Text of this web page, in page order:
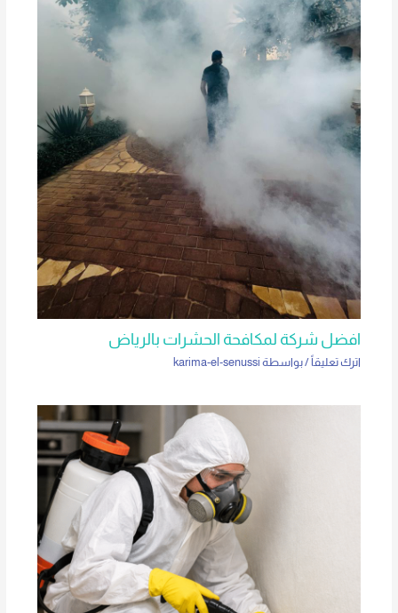
افضل شركة لمكافحة الحشرات بالرياض
اترك تعليقاً/ بواسطة karima-el-senussi